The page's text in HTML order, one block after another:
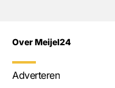
Over Meijel24
Adverteren